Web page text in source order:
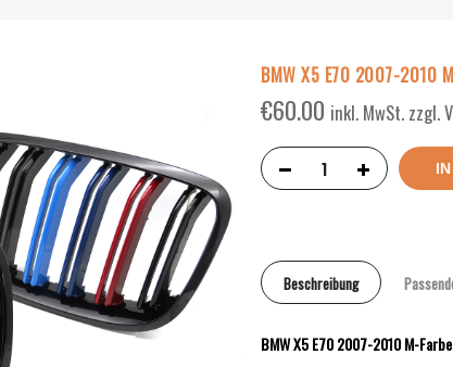
BMW X5 E70 2007-2010
€60.00 inkl. MwSt. zzgl.
Beschreibung
BMW X5 E70 2007-2010 M-